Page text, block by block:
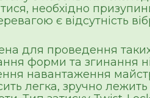
необхідно
є відсутність
для проведення
форми та згинання
навантаження
легка, зручно